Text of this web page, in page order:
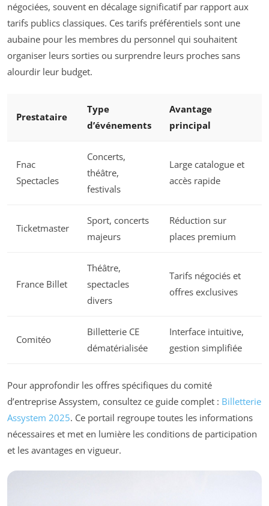
négociées, souvent en décalage significatif par rapport aux
tarifs publics classiques. Ces tarifs préférentiels sont une
aubaine pour les membres du personnel qui souhaitent
organiser leurs sorties ou surprendre leurs proches sans
alourdir leur budget.
Prestataire
Type
d’événements
Avantage
principal
Fnac
Spectacles
Concerts,
théâtre,
festivals
Large catalogue et
accès rapide
Ticketmaster
Sport, concerts
majeurs
Réduction sur
places premium
France Billet
Théâtre,
spectacles
divers
Tarifs négociés et
offres exclusives
Comitéo
Billetterie CE
dématérialisée
Interface intuitive,
gestion simplifiée
Pour approfondir les offres spécifiques du comité
d’entreprise Assystem, consultez ce guide complet : Billetterie
Assystem 2025. Ce portail regroupe toutes les informations
nécessaires et met en lumière les conditions de participation
et les avantages en vigueur.